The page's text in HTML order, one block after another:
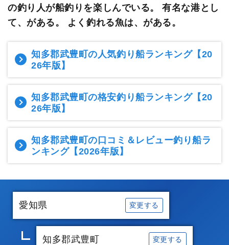
の釣り人が船釣りを楽しんでいる。有名な港とし
て、がある。 よく釣れる魚は、がある。
知多郡武豊町の人気釣り船ランキング【20
26年版】
知多郡武豊町の格安釣り船ランキング【20
26年版】
知多郡武豊町の口コミ＆レビュー釣り船ラ
ンキング【2026年版】
愛知県 変更する
知多郡武豊町 変更する